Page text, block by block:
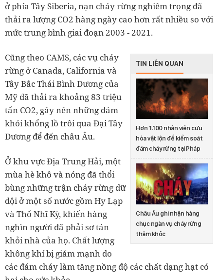
ở phía Tây Siberia, nạn cháy rừng nghiêm trọng đã
thải ra lượng CO2 hàng ngày cao hơn rất nhiều so với
mức trung bình giai đoạn 2003 - 2021.
TIN LIÊN QUAN
Hơn 1.100 nhân viên cứu
hỏa vật lộn để kiểm soát
đám cháy rừng tại Pháp
Châu Âu ghi nhận hàng
chục ngàn vụ cháy rừng
thảm khốc
Cũng theo CAMS, các vụ cháy
rừng ở Canada, California và
Tây Bắc Thái Bình Dương của
Mỹ đã thải ra khoảng 83 triệu
tấn CO2, gây nên những đám
khói khổng lồ trôi qua Đại Tây
Dương để đến châu Âu.
Ở khu vực Địa Trung Hải, một
mùa hè khô và nóng đã thổi
bùng những trận cháy rừng dữ
dội ở một số nước gồm Hy Lạp
và Thổ Nhĩ Kỳ, khiến hàng
nghìn người đã phải sơ tán
khỏi nhà của họ. Chất lượng
không khí bị giảm mạnh do
các đám cháy làm tăng nồng độ các chất dạng hạt có